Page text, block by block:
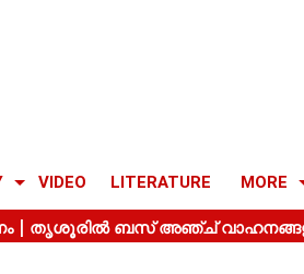
VIDEO LITERATURE MORE